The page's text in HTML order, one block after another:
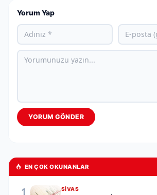
Yorum Yap
YORUM GÖNDER
EN ÇOK OKUNANLAR
1 SIVAS